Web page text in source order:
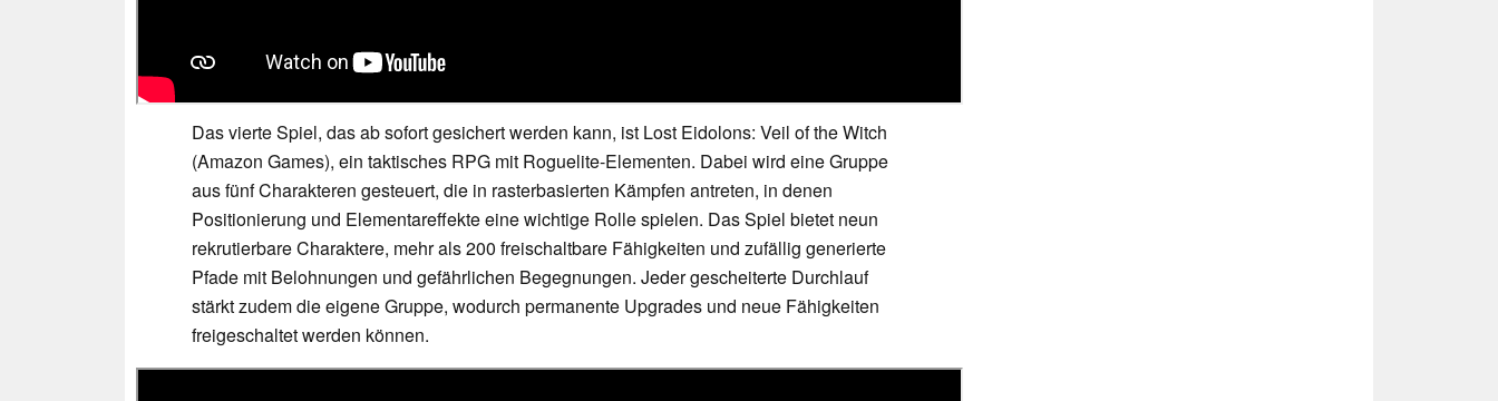
Das vierte Spiel, das ab sofort gesichert werden kann, ist Lost Eidolons: Veil of the Witch
(Amazon Games), ein taktisches RPG mit Roguelite-Elementen. Dabei wird eine Gruppe
aus fünf Charakteren gesteuert, die in rasterbasierten Kämpfen antreten, in denen
Positionierung und Elementareffekte eine wichtige Rolle spielen. Das Spiel bietet neun
rekrutierbare Charaktere, mehr als 200 freischaltbare Fähigkeiten und zufällig generierte
Pfade mit Belohnungen und gefährlichen Begegnungen. Jeder gescheiterte Durchlauf
stärkt zudem die eigene Gruppe, wodurch permanente Upgrades und neue Fähigkeiten
freigeschaltet werden können.